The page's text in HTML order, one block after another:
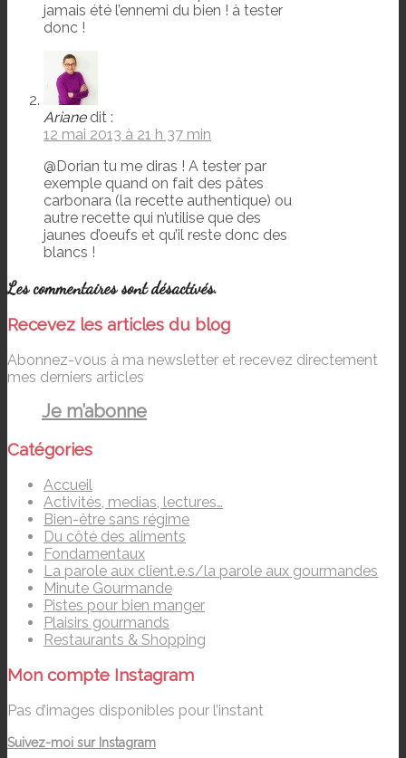
jamais été l’ennemi du bien ! à tester
donc !
Ariane dit :
12 mai 2013 à 21 h 37 min
@Dorian tu me diras ! A tester par
exemple quand on fait des pâtes
carbonara (la recette authentique) ou
autre recette qui n’utilise que des
jaunes d’oeufs et qu’il reste donc des
blancs !
Les commentaires sont désactivés.
Recevez les articles du blog
Abonnez-vous à ma newsletter et recevez directement
mes derniers articles
Je m’abonne
Catégories
Accueil
Activités, medias, lectures…
Bien-être sans régime
Du côté des aliments
Fondamentaux
La parole aux client.e.s/la parole aux gourmandes
Minute Gourmande
Pistes pour bien manger
Plaisirs gourmands
Restaurants & Shopping
Mon compte Instagram
Pas d’images disponibles pour l’instant
Suivez-moi sur Instagram